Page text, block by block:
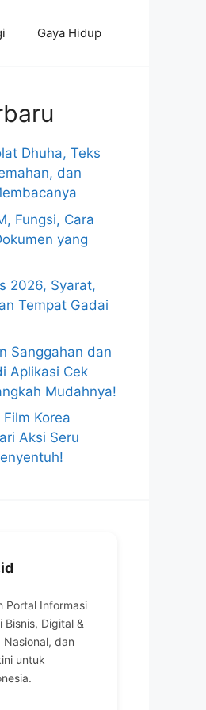
Gaya Hidup
Dhuha, Teks
dan
Fungsi, Cara
yang
2026, Syarat,
Tempat Gadai
Sanggahan dan
Aplikasi Cek
Mudahnya!
Korea
Aksi Seru
Portal Informasi
Bisnis, Digital &
dan
untuk